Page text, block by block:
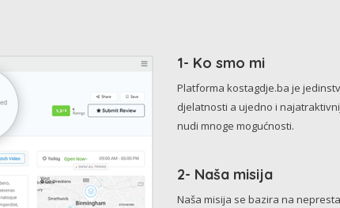
1- Ko smo mi
Platforma kostagdje.ba je
djelatnosti a ujedno i
nudi mnoge mogućnosti.
2- Naša misija
Naša misija se bazira na